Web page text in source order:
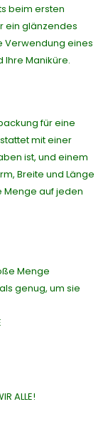
beim ersten
ein glänzendes
Verwendung eines
Ihre Maniküre.
für eine
mit einer
ist, und einem
Breite und Länge
Menge auf jeden
Menge
genug, um sie
ALLE!